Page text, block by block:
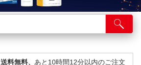
送料無料、 あと10時間12分以内のご注文